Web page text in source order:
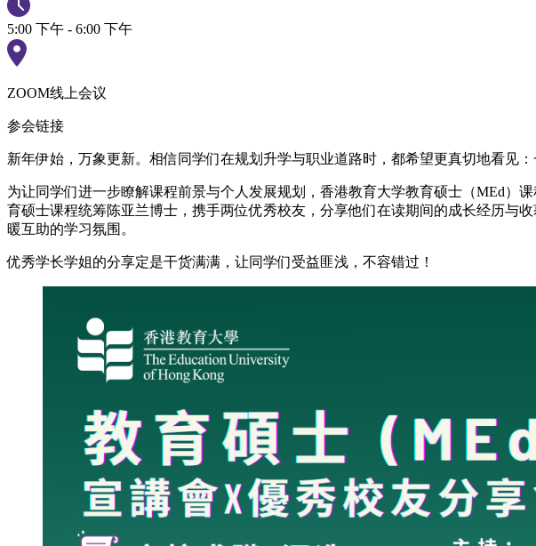
5:00 下午 - 6:00 下午
ZOOM线上会议
参会链接
新年伊始，万象更新。相信同学们在规划升学与职业道路时，都希望更真切地看见
为让同学们进一步瞭解课程前景与个人发展规划，香港教育大学教育硕士（MEd）
育硕士课程统筹陈亚兰博士，携手两位优秀校友，分享他们在读期间的成长经历与
暖互助的学习氛围。
优秀学长学姐的分享定是干货满满，让同学们受益匪浅，不容错过！